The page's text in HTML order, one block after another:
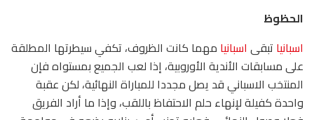
الحظوظ
اسبانيا تبقى اسبانيا مهما كانت الظروف، تكفي سيطرتها المطلقة
على مسابقات الأندية الأوروبية، إذا لعب الجميع بمستواه فإن
المنتخب الاسباني قد يصل مجددا للمباراة النهائية، لكن عقبة
واحدة كفيلة لإنهاء حلم الاحتفاظ باللقب، وإذا ما أراد الفريق